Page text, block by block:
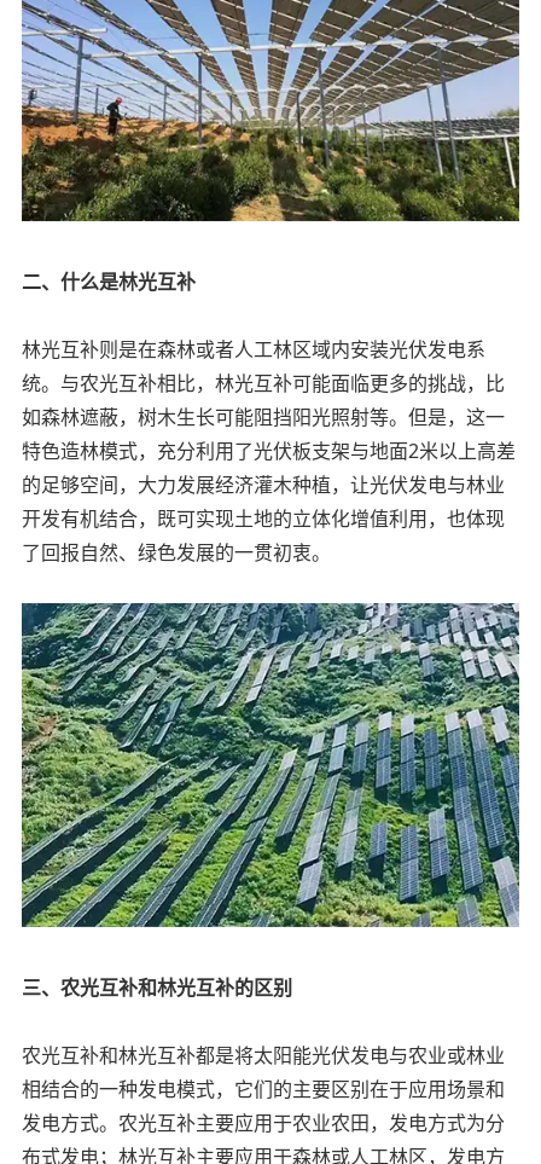
二、什么是林光互补
林光互补则是在森林或者人工林区域内安装光伏发电系
统。与农光互补相比，林光互补可能面临更多的挑战，比
如森林遮蔽，树木生长可能阻挡阳光照射等。但是，这一
特色造林模式，充分利用了光伏板支架与地面2米以上高差
的足够空间，大力发展经济灌木种植，让光伏发电与林业
开发有机结合，既可实现土地的立体化增值利用，也体现
了回报自然、绿色发展的一贯初衷。
三、农光互补和林光互补的区别
农光互补和林光互补都是将太阳能光伏发电与农业或林业
相结合的一种发电模式，它们的主要区别在于应用场景和
发电方式。农光互补主要应用于农业农田，发电方式为分
布式发电；林光互补主要应用于森林或人工林区，发电方